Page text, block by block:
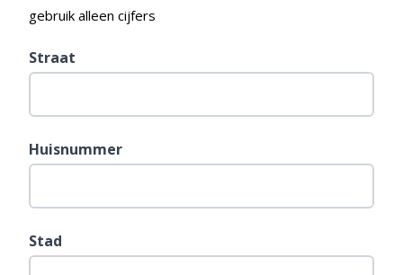
gebruik alleen cijfers
Straat
Huisnummer
Stad